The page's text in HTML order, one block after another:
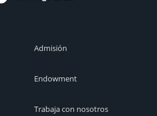
Admisión
Endowment
Trabaja con nosotros